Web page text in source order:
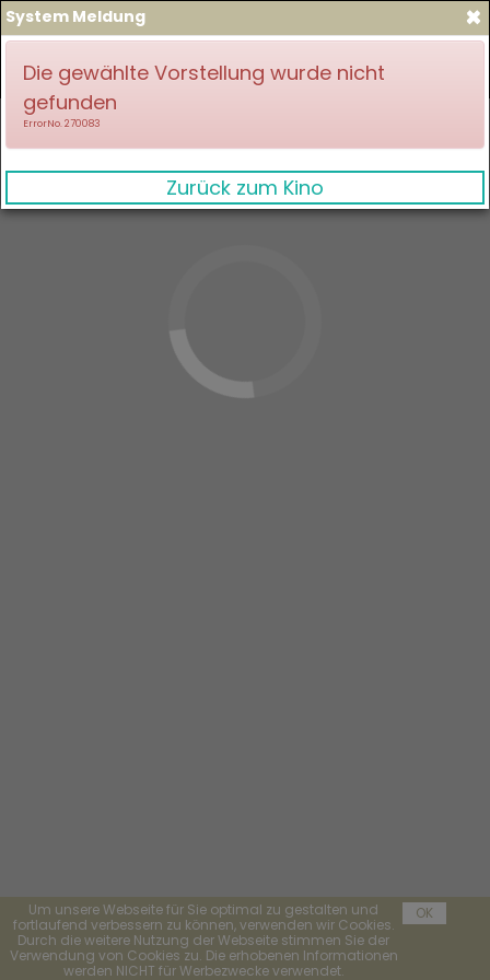
Um unsere Webseite für Sie optimal zu gestalten und
fortlaufend verbessern zu können, verwenden wir Cookies.
Durch die weitere Nutzung der Webseite stimmen Sie der
Verwendung von Cookies zu. Die erhobenen Informationen
werden NICHT für Werbezwecke verwendet.
OK
×
System Meldung
Die gewählte Vorstellung wurde nicht
gefunden
ErrorNo. 270083
Zurück zum Kino